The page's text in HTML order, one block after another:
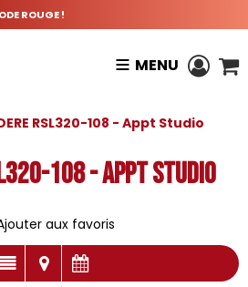
ROUGE !
MENU
RSL320-108 - Appt Studio
108 - Appt Studio
aux favoris